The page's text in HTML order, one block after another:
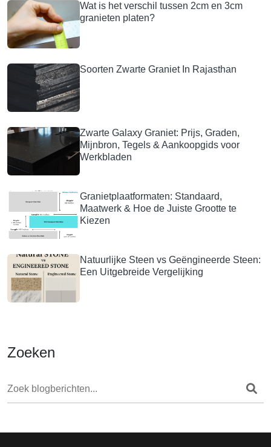
Wat is het verschil tussen 2cm en 3cm
granieten platen?
Soorten Zwarte Graniet In Rajasthan
Zwarte Galaxy Graniet: Prijs, Graden,
Mijnbron, Tegels & Aankoopgids voor
Werkbladen
Granietplaatformaten: Standaard,
Maatwerk & Hoe de Juiste Grootte te
Kiezen
Natuurlijke Steen vs Geëngineerde Steen:
Een Uitgebreide Vergelijking
Zoeken